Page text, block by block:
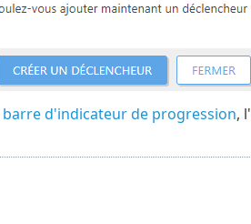
barre d'indicateur de progression, l'